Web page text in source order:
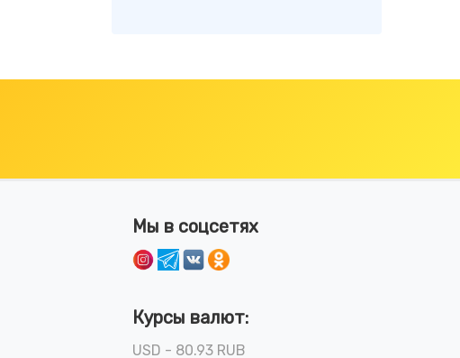
Мы в соцсетях
Курсы валют:
USD - 80.93 RUB